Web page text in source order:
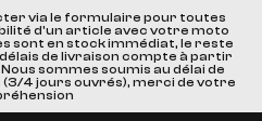
via le formulaire pour toutes
d'un article avec votre moto
sont en stock immédiat, le reste
de livraison compte à partir
sommes soumis au délai de
4 jours ouvrés), merci de votre